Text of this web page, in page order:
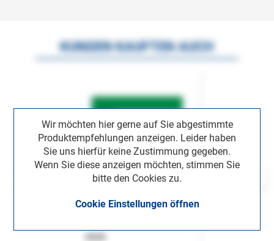
Wir möchten hier gerne auf Sie abgestimmte
Produktempfehlungen anzeigen. Leider haben
Sie uns hierfür keine Zustimmung gegeben.
Wenn Sie diese anzeigen möchten, stimmen Sie
bitte den Cookies zu.
Cookie Einstellungen öffnen
KUNDEN KAUFTEN AUCH